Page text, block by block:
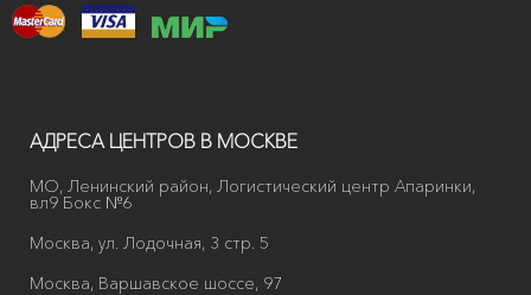
АДРЕСА ЦЕНТРОВ В МОСКВЕ
МО, Ленинский район, Логистический центр Апаринки,
вл9 Бокс №6
Москва, ул. Лодочная, 3 стр. 5
Москва, Варшавское шоссе, 97